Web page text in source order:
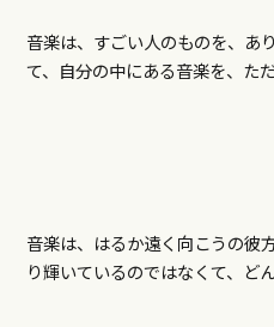
音楽は、すごい人のものを、あ
て、自分の中にある音楽を、た
音楽は、はるか遠く向こうの彼
り輝いているのではなくて、ど